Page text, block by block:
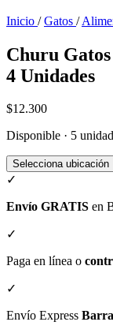
Inicio / Gatos /
Churu
4 Unidades
$12.300
Disponible · 5
Selecciona ubicación
✓
Envío GRATIS en
✓
Paga en línea o
✓
Envío Express